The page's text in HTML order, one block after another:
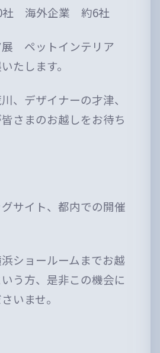
社 海外企業 約6社
展 ペットインテリア
たします。
、デザイナーの才津、
さまのお越しをお待ち
サイト、都内での開催
ショールームまでお越
う方、是非この機会に
いませ。